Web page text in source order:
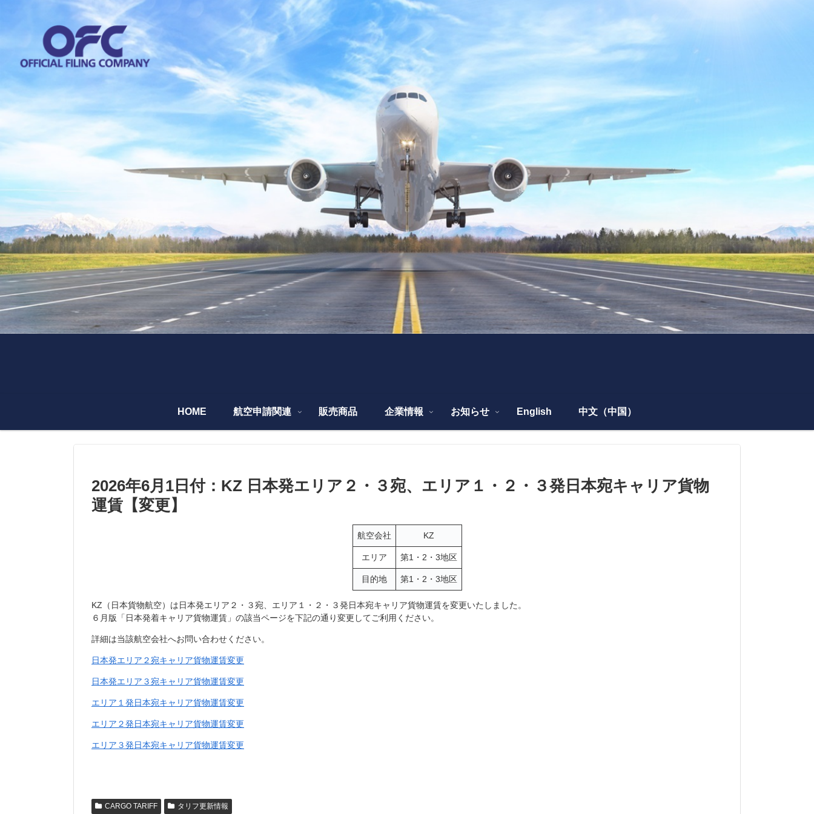
HOME 航空申請関連 販売商品 企業情報 お知らせ English 中文（中国）
2026年6月1日付：KZ 日本発エリア２・３宛、エリア１・２・３発日本宛キャリア貨物
運賃【変更】
航空会社 KZ
エリア 第1・2・3地区
目的地 第1・2・3地区
KZ（日本貨物航空）は日本発エリア２・３宛、エリア１・２・３発日本宛キャリア貨物運賃を変更いたしました。
６月版「日本発着キャリア貨物運賃」の該当ページを下記の通り変更してご利用ください。
詳細は当該航空会社へお問い合わせください。
日本発エリア２宛キャリア貨物運賃変更
日本発エリア３宛キャリア貨物運賃変更
エリア１発日本宛キャリア貨物運賃変更
エリア２発日本宛キャリア貨物運賃変更
エリア３発日本宛キャリア貨物運賃変更
CARGO TARIFF タリフ更新情報